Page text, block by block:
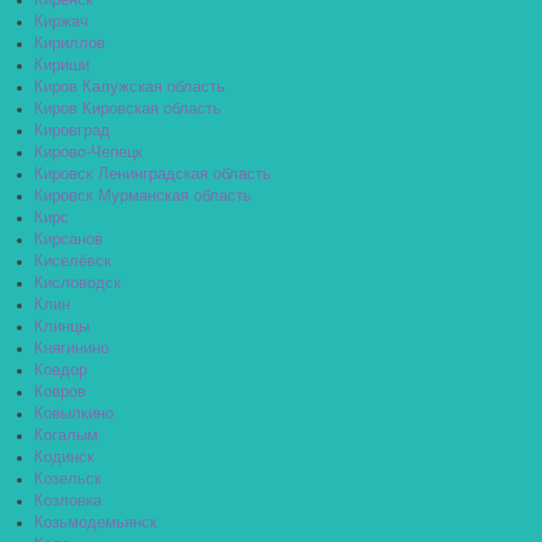
Киржач
Кириллов
Кириши
Киров Калужская область
Киров Кировская область
Кировград
Кирово-Чепецк
Кировск Ленинградская область
Кировск Мурманская область
Кирс
Кирсанов
Киселёвск
Кисловодск
Клин
Клинцы
Княгинино
Ковдор
Ковров
Ковылкино
Когалым
Кодинск
Козельск
Козловка
Козьмодемьянск